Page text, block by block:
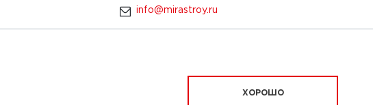
info@mirastroy.ru
ХОРОШО